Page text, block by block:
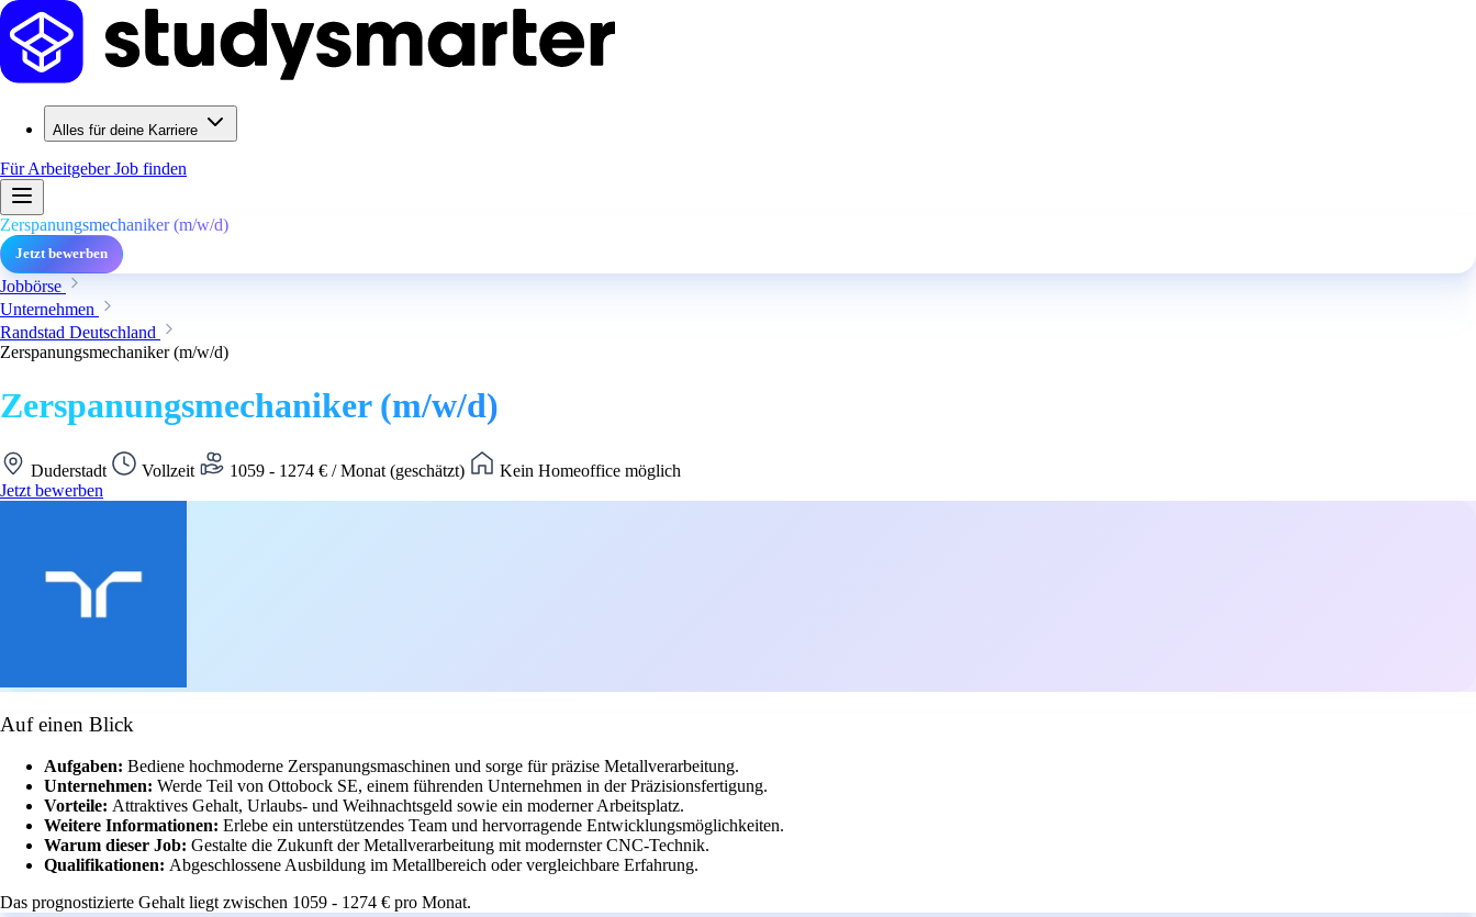
Alles für deine Karriere
Für ArbeitgeberJob finden
Zerspanungsmechaniker (m/w/d)
Jetzt bewerben
Jobbörse
Unternehmen
Randstad Deutschland
Zerspanungsmechaniker (m/w/d)
Zerspanungsmechaniker (m/w/d)
Duderstadt Vollzeit 1059 - 1274 € / Monat (geschätzt)
Kein Homeoffice möglich
Jetzt bewerben
Auf einen Blick
Aufgaben: Bediene hochmoderne Zerspanungsmaschinen und sorge für präzise Metallverarbeitung.
Unternehmen: Werde Teil von Ottobock SE, einem führenden Unternehmen in der Präzisionsfertigung.
Vorteile: Attraktives Gehalt, Urlaubs- und Weihnachtsgeld sowie ein moderner Arbeitsplatz.
Weitere Informationen: Erlebe ein unterstützendes Team und hervorragende Entwicklungsmöglichkeiten.
Warum dieser Job: Gestalte die Zukunft der Metallverarbeitung mit modernster CNC-Technik.
Qualifikationen: Abgeschlossene Ausbildung im Metallbereich oder vergleichbare Erfahrung.
Das prognostizierte Gehalt liegt zwischen 1059 - 1274 € pro Monat.